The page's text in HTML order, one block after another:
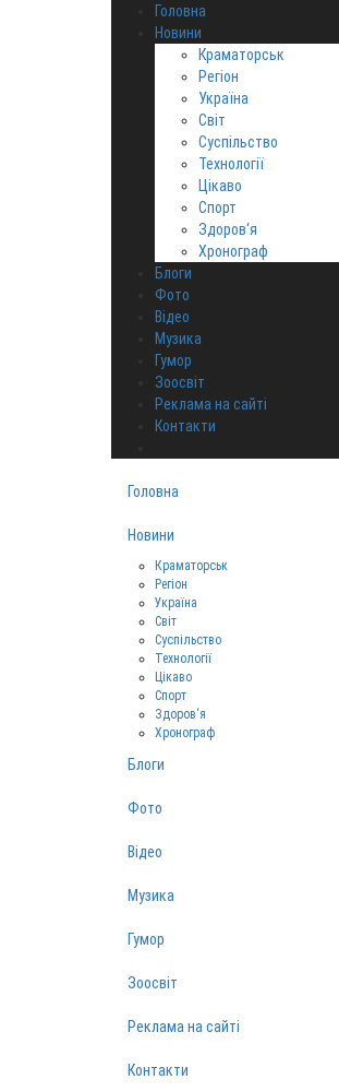
Головна
Новини
Краматорськ
Регіон
Україна
Світ
Суспільство
Технології
Цікаво
Спорт
Здоров‘я
Хронограф
Блоги
Фото
Відео
Музика
Гумор
Зоосвіт
Реклама на сайті
Контакти
Головна
Новини
Краматорськ
Регіон
Україна
Світ
Суспільство
Технології
Цікаво
Спорт
Здоров‘я
Хронограф
Блоги
Фото
Відео
Музика
Гумор
Зоосвіт
Реклама на сайті
Контакти